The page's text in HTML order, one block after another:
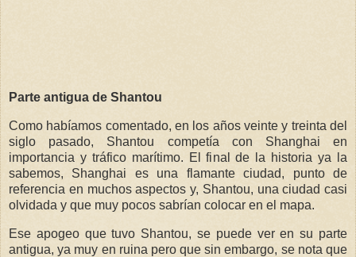
Parte antigua de Shantou
Como habíamos comentado, en los años veinte y treinta del
siglo pasado, Shantou competía con Shanghai en
importancia y tráfico marítimo. El final de la historia ya la
sabemos, Shanghai es una flamante ciudad, punto de
referencia en muchos aspectos y, Shantou, una ciudad casi
olvidada y que muy pocos sabrían colocar en el mapa.
Ese apogeo que tuvo Shantou, se puede ver en su parte
antigua, ya muy en ruina pero que sin embargo, se nota que